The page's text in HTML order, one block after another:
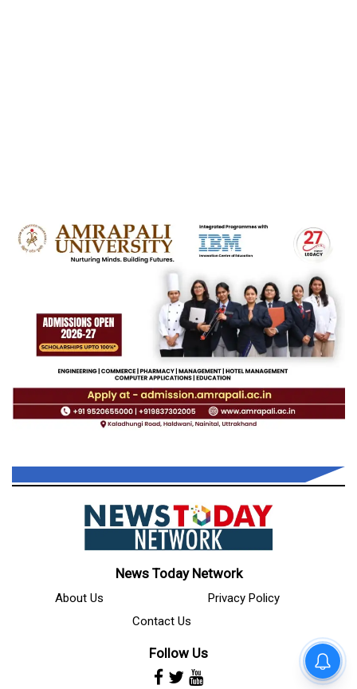
News Today Network
About Us
Privacy Policy
Contact Us
Follow Us